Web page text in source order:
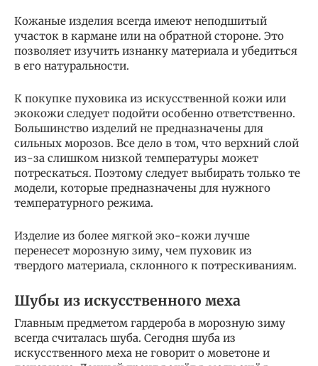
Кожаные изделия всегда имеют неподшитый
участок в кармане или на обратной стороне. Это
позволяет изучить изнанку материала и убедиться
в его натуральности.
К покупке пуховика из искусственной кожи или
экокожи следует подойти особенно ответственно.
Большинство изделий не предназначены для
сильных морозов. Все дело в том, что верхний слой
из-за слишком низкой температуры может
потрескаться. Поэтому следует выбирать только те
модели, которые предназначены для нужного
температурного режима.
Изделие из более мягкой эко-кожи лучше
перенесет морозную зиму, чем пуховик из
твердого материала, склонного к потрескиваниям.
Шубы из искусственного меха
Главным предметом гардероба в морозную зиму
всегда считалась шуба. Сегодня шуба из
искусственного меха не говорит о моветоне и